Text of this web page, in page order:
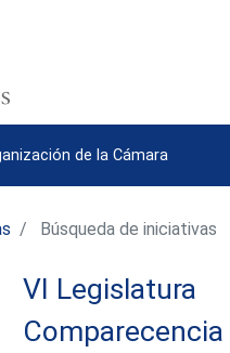
de la Cámara
Búsqueda de iniciativas
VI Legislatura